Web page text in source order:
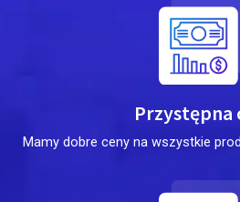
Przystępna
Mamy dobre ceny na wszystkie